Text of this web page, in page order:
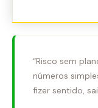
“Risco sem
números
fizer sentido,